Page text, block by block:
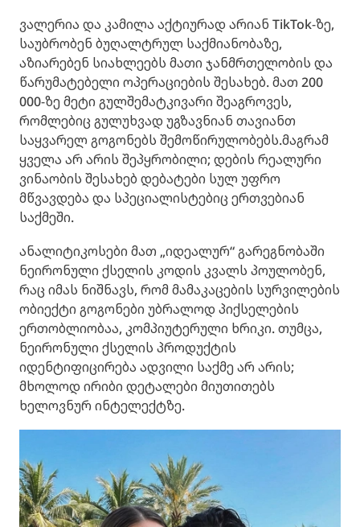
ვალერია და კამილა აქტიურად არიან TikTok-ზე,
საუბრობენ ბუღალტრულ საქმიანობაზე,
აზიარებენ სიახლეებს მათი ჯანმრთელობის და
წარუმატებელი ოპერაციების შესახებ. მათ 200
000-ზე მეტი გულშემატკივარი შეაგროვეს,
რომლებიც გულუხვად უგზავნიან თავიანთ
საყვარელ გოგონებს შემოწირულობებს.მაგრამ
ყველა არ არის შეპყრობილი; დების რეალური
ვინაობის შესახებ დებატები სულ უფრო
მწვავდება და სპეციალისტებიც ერთვებიან
საქმეში.
ანალიტიკოსები მათ „იდეალურ“ გარეგნობაში
ნეირონული ქსელის კოდის კვალს პოულობენ,
რაც იმას ნიშნავს, რომ მამაკაცების სურვილების
ობიექტი გოგონები უბრალოდ პიქსელების
ერთობლიობაა, კომპიუტერული ხრიკი. თუმცა,
ნეირონული ქსელის პროდუქტის
იდენტიფიცირება ადვილი საქმე არ არის;
მხოლოდ ირიბი დეტალები მიუთითებს
ხელოვნურ ინტელექტზე.